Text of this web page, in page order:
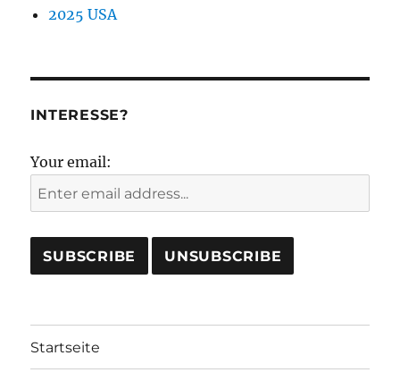
2025 USA
INTERESSE?
Your email:
Startseite